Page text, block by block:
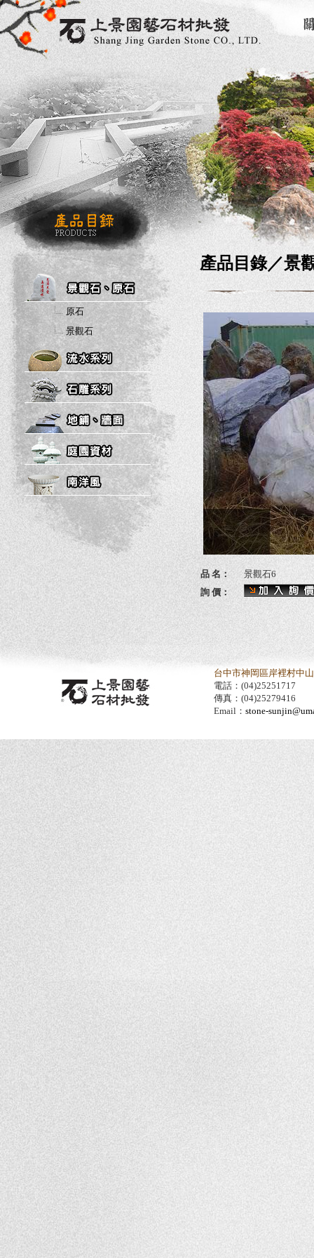
原石
景觀石
產品目錄／景
品 名：
景觀石6
詢 價：
台中市神岡區岸裡村中
電話：(04)25251717
傳真：(04)25279416
Email： stone-